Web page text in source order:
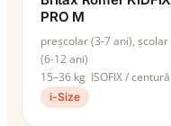
PRO M
preșcolar (3-7 ani), școlar
(6-12 ani)
15–36 kg ISOFIX / centură
i-Size